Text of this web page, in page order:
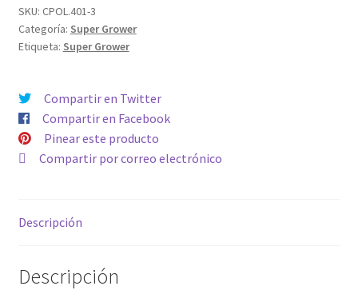
(220µm,70µm,38µm)
cantidad
SKU: CPOL.401-3
Categoría: Super Grower
Etiqueta: Super Grower
Compartir en Twitter
Compartir en Facebook
Pinear este producto
Compartir por correo electrónico
Descripción
Descripción